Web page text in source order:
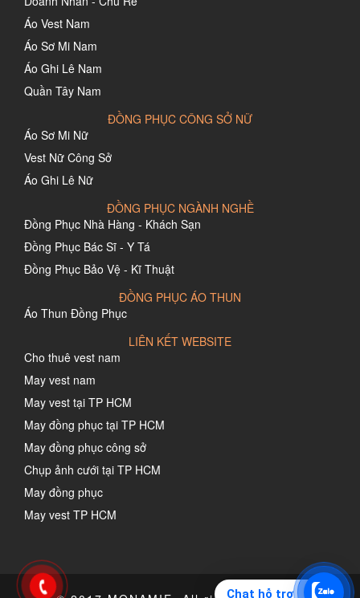
Áo Vest Nam
Áo Sơ Mi Nam
Áo Ghi Lê Nam
Quần Tây Nam
ĐỒNG PHỤC CÔNG SỞ NỮ
Áo Sơ Mi Nữ
Vest Nữ Công Sở
Áo Ghi Lê Nữ
ĐỒNG PHỤC NGÀNH NGHỀ
Đồng Phục Nhà Hàng - Khách Sạn
Đồng Phục Bác Sĩ - Y Tá
Đồng Phục Bảo Vệ - Kĩ Thuật
ĐỒNG PHỤC ÁO THUN
Áo Thun Đồng Phục
LIÊN KẾT WEBSITE
Cho thuê vest nam
May vest nam
May vest tại TP HCM
May đồng phục tại TP HCM
May đồng phục công sở
Chụp ảnh cưới tại TP HCM
May đồng phục
May vest TP HCM
Chat hỗ trợ